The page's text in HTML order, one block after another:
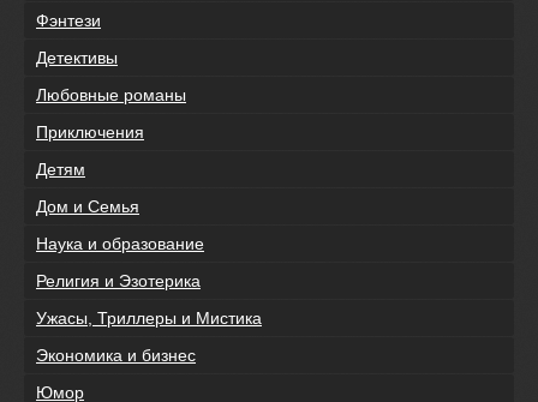
Фэнтези
Детективы
Любовные романы
Приключения
Детям
Дом и Семья
Наука и образование
Религия и Эзотерика
Ужасы, Триллеры и Мистика
Экономика и бизнес
Юмор